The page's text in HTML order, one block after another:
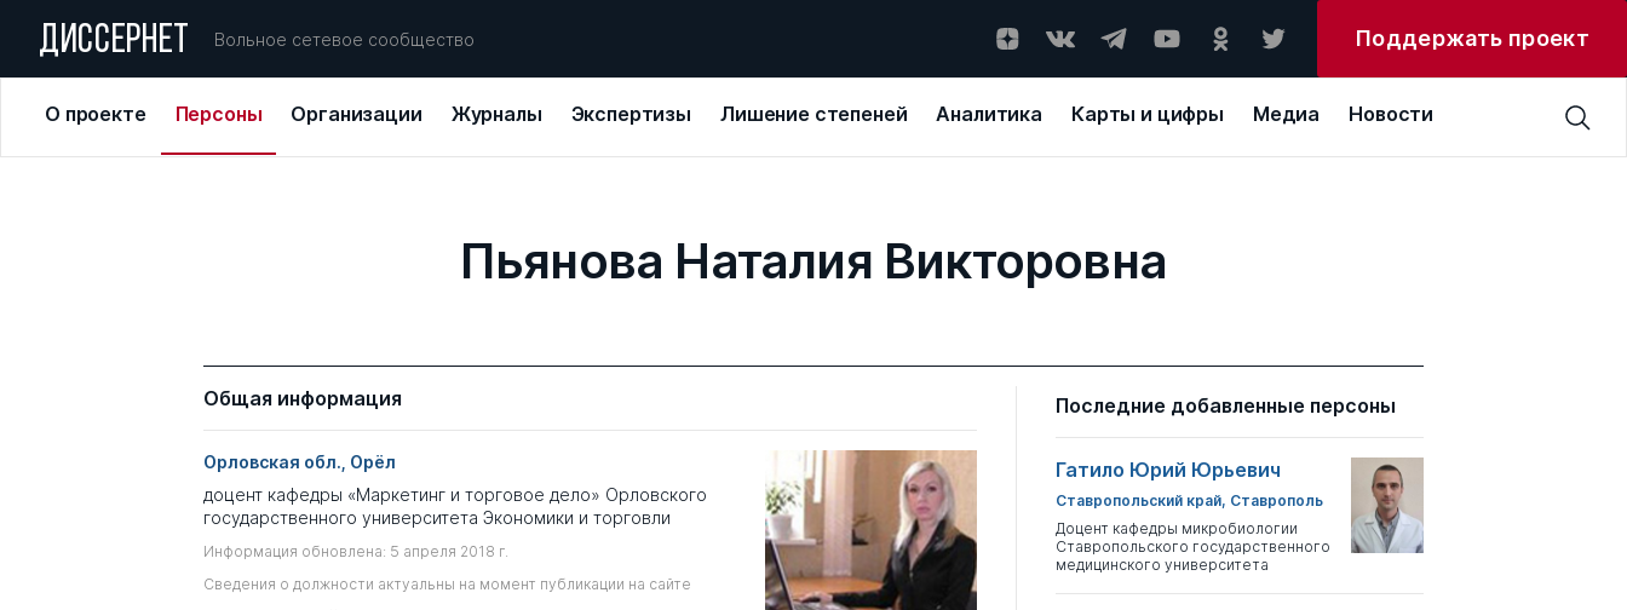
ДИССЕРНЕТ Вольное сетевое сообщество Поддержать проект
О проекте Персоны Организации Журналы Экспертизы Лишение степеней Аналитика Карты и цифры Медиа Новости
Пьянова Наталия Викторовна
Общая информация
Орловская обл., Орёл
доцент кафедры «Маркетинг и торговое дело» Орловского
государственного университета Экономики и торговли
Информация обновлена: 5 апреля 2018 г.
Сведения о должности актуальны на момент публикации на сайте
Последние добавленные персоны
Гатило Юрий Юрьевич
Ставропольский край, Ставрополь
Доцент кафедры микробиологии
Ставропольского государственного
медицинского университета